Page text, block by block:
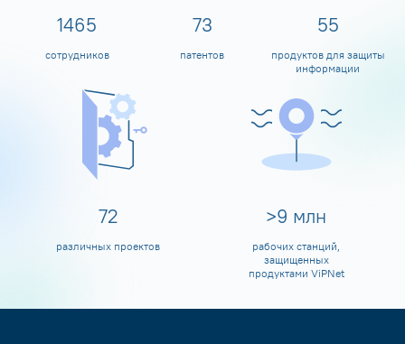
1599
сотрудников
80
патентов
60
продуктов для защиты
информации
80
различных проектов
>10 млн
рабочих станций,
защищенных
продуктами ViPNet